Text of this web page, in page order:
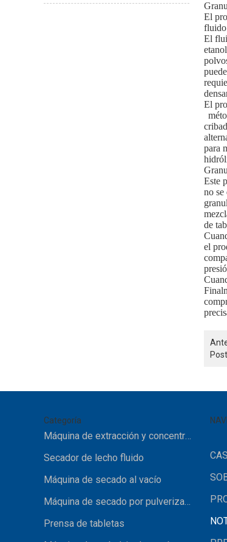
El
fluido
El
El
para
Este
no
de
el
Categoría
Máquina de extracción y concentración
Secador de lecho fluido
Máquina de secado al vacío
Máquina de secado por pulverización
Prensa de tabletas